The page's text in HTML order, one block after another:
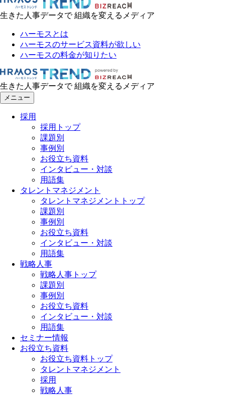
生きた人事データで 組織を変えるメディア
ハーモスとは
ハーモスのサービス資料が欲しい
ハーモスの料金が知りたい
生きた人事データで 組織を変えるメディア
メニュー
採用
採用トップ
課題別
事例別
お役立ち資料
インタビュー・対談
用語集
タレントマネジメント
タレントマネジメントトップ
課題別
事例別
お役立ち資料
インタビュー・対談
用語集
戦略人事
戦略人事トップ
課題別
事例別
お役立ち資料
インタビュー・対談
用語集
セミナー情報
お役立ち資料
お役立ち資料トップ
タレントマネジメント
採用
戦略人事